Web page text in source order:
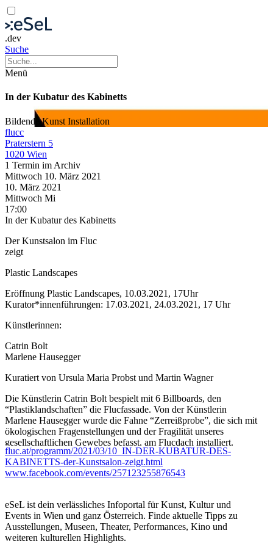
.dev
Suche
Menü
In der Kubatur des Kabinetts
Bildende Kunst Installation
flucc
Praterstern 5
1020 Wien
1 Termin im Archiv
Mittwoch 10. März 2021
10. März 2021
Mittwoch Mi
17:00
In der Kubatur des Kabinetts
Der Kunstsalon im Fluc
zeigt
Plastic Landscapes
Eröffnung Plastic Landscapes, 10.03.2021, 17Uhr
Kurator*innenführungen: 17.03.2021, 24.03.2021, 17 Uhr
Künstlerinnen:
Catrin Bolt
Marlene Hausegger
Kuratiert von Ursula Maria Probst und Martin Wagner
Die Künstlerin Catrin Bolt bespielt mit 6 Billboards, den
“Plastiklandschaften” die Flucfassade. Von der Künstlerin
Marlene Hausegger wurde die Fahne “Zerreißprobe”, die sich mit
ökologischen Fragenstellungen und der Fragilität unseres
gesellschaftlichen Gewebes befasst, am Flucdach installiert.
Ein Projekt des Kulturraumes Fluc im Rahmen der Foto Wien:
Die NASA veröffentlichte Bilder, die uns den Atem stocken
größer als Europa sind. Mittlerweile ist Plastik überall auf dem
Planeten zu finden: als riesiger Müllstrudel in den Meeren und als
Mikroplastik in der Nahrungskette. 400 Millionen Tonnen Plastik
werden jährlich produziert und bis zu 13 Millionen Tonnen
fluc.at/programm/2021/03/10_IN-DER-KUBATUR-DES-
KABINETTS-der-Kunstsalon-zeigt.html
www.facebook.com/events/257123255876543
eSeL ist dein verlässliches Infoportal für Kunst, Kultur und
Events in Wien und ganz Österreich. Finde aktuelle Tipps zu
Ausstellungen, Museen, Theater, Performances, Kino und
weiteren kulturellen Highlights.